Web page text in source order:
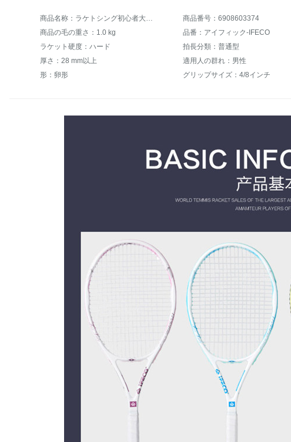
商品番号：6908603374
商品の毛の重さ：1.0 kg
品番：アイフィック-IFECO
ラケット硬度：ハード
拍長分類：普通型
厚さ：28 mm以上
適用人の群れ：男性
形：卵形
グリップサイズ：4/8インチ